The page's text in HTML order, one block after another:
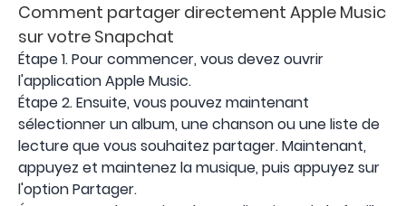
Comment partager directement Apple Music
sur votre Snapchat
Étape 1. Pour commencer, vous devez ouvrir
l'application Apple Music.
Étape 2. Ensuite, vous pouvez maintenant
sélectionner un album, une chanson ou une liste de
lecture que vous souhaitez partager. Maintenant,
appuyez et maintenez la musique, puis appuyez sur
l'option Partager.